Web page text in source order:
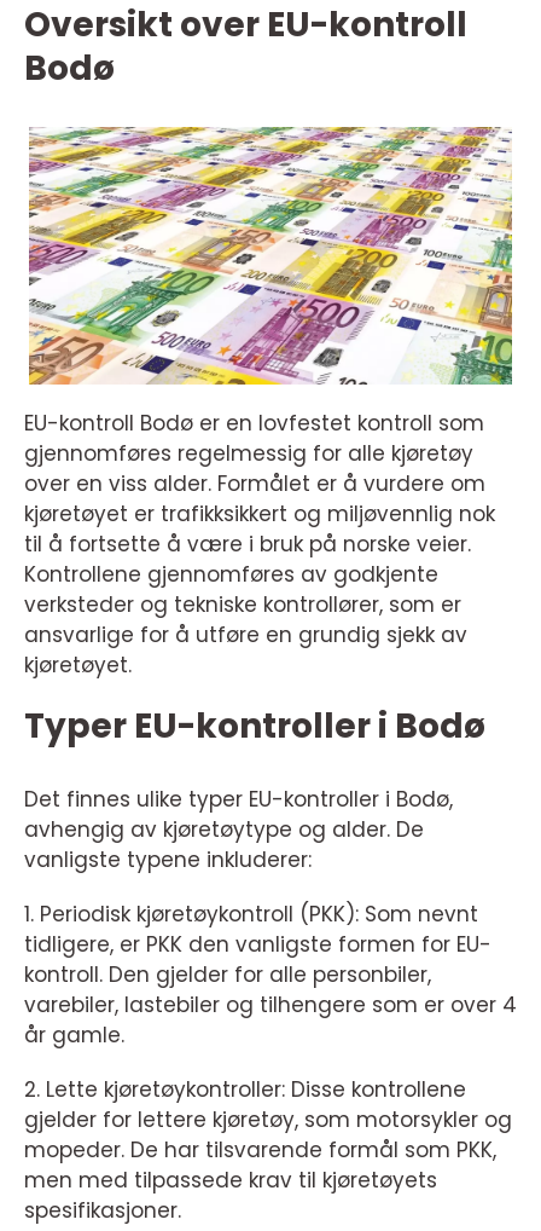
Oversikt over EU-kontroll
Bodø
EU-kontroll Bodø er en lovfestet kontroll som
gjennomføres regelmessig for alle kjøretøy
over en viss alder. Formålet er å vurdere om
kjøretøyet er trafikksikkert og miljøvennlig nok
til å fortsette å være i bruk på norske veier.
Kontrollene gjennomføres av godkjente
verksteder og tekniske kontrollører, som er
ansvarlige for å utføre en grundig sjekk av
kjøretøyet.
Typer EU-kontroller i Bodø
Det finnes ulike typer EU-kontroller i Bodø,
avhengig av kjøretøytype og alder. De
vanligste typene inkluderer:
1. Periodisk kjøretøykontroll (PKK): Som nevnt
tidligere, er PKK den vanligste formen for EU-
kontroll. Den gjelder for alle personbiler,
varebiler, lastebiler og tilhengere som er over 4
år gamle.
2. Lette kjøretøykontroller: Disse kontrollene
gjelder for lettere kjøretøy, som motorsykler og
mopeder. De har tilsvarende formål som PKK,
men med tilpassede krav til kjøretøyets
spesifikasjoner.